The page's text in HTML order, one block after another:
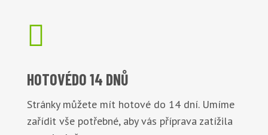

HOTOVÉDO 14 DNŮ
Stránky můžete mít hotové do 14 dní. Umíme
zařídit vše potřebné, aby vás příprava zatížila